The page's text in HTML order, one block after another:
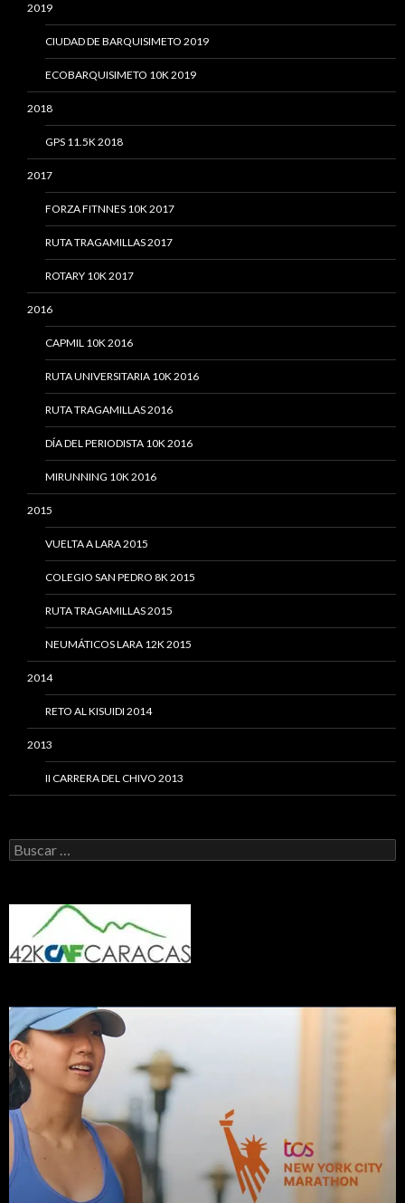
2019
CIUDAD DE BARQUISIMETO 2019
ECOBARQUISIMETO 10K 2019
2018
GPS 11.5K 2018
2017
FORZA FITNNES 10K 2017
RUTA TRAGAMILLAS 2017
ROTARY 10K 2017
2016
CAPMIL 10K 2016
RUTA UNIVERSITARIA 10K 2016
RUTA TRAGAMILLAS 2016
DÍA DEL PERIODISTA 10K 2016
MIRUNNING 10K 2016
2015
VUELTA A LARA 2015
COLEGIO SAN PEDRO 8K 2015
RUTA TRAGAMILLAS 2015
NEUMÁTICOS LARA 12K 2015
2014
RETO AL KISUIDI 2014
2013
II CARRERA DEL CHIVO 2013
Buscar: